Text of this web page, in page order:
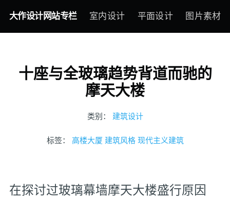
大作设计网站专栏 室内设计 平面设计 图片素材
十座与全玻璃趋势背道而驰的
摩天大楼
类别： 建筑设计
标签： 高楼大厦 建筑风格 现代主义建筑
在探讨过玻璃幕墙摩天大楼盛行原因